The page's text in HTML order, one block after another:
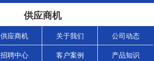
供应商机
供应商机 关于我们 公司动态
招聘中心 客户案例 产品知识